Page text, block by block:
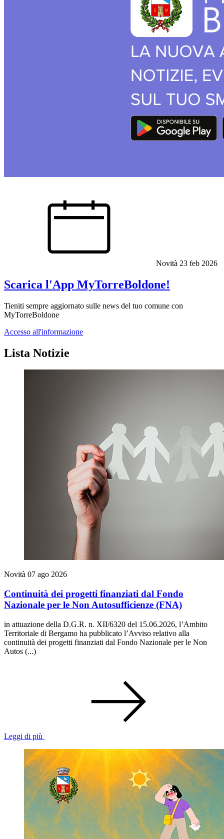
Novità 23 feb 2026
Scarica l'App MyTorreBoldone!
Tieniti sempre aggiornato sulle news del tuo comune con
MyTorreBoldone
Accesso all'informazione
Lista Notizie
Novità 07 ago 2026
Continuità dei progetti finanziati dal Fondo
Nazionale per le Non Autosufficienze (FNA)
in attuazione della D.G.R. n. XII/6320 del 15.06.2026, l’Ambito
Territoriale di Bergamo ha pubblicato l’Avviso relativo alla
continuità dei progetti finanziati dal Fondo Nazionale per le Non
Autos (...)
Leggi di più